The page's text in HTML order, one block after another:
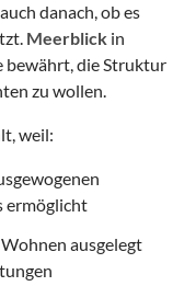
danach, ob es
Meerblick in
bewährt, die Struktur
zu wollen.
weil:
ermöglicht
ausgelegt